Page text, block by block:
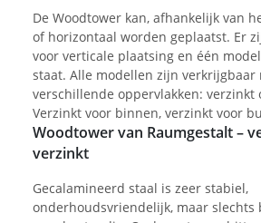
De Woodtower kan, afhankelijk van
of horizontaal worden geplaatst. Er
voor verticale plaatsing en één
staat. Alle modellen zijn verkrijgbaar
verschillende oppervlakken: verzinkt
Verzinkt voor binnen, verzinkt voor
Woodtower van Raumgestalt –
verzinkt
Gecalamineerd staal is zeer stabiel,
onderhoudsvriendelijk, maar slechts